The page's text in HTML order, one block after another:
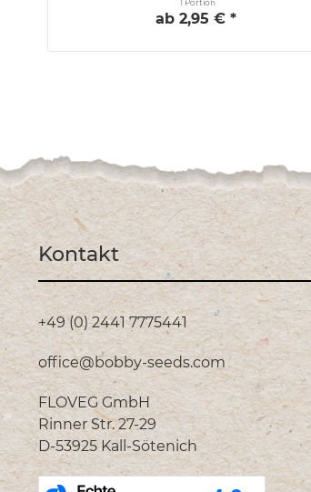
1 Portion
ab 2,95 € *
Kontakt
+49 (0) 2441 7775441
office@bobby-seeds.com
FLOVEG GmbH
Rinner Str. 27-29
D-53925 Kall-Sötenich